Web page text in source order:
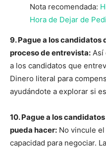
Nota recomendada:
Hora de Dejar de
9. Pague a los candidatos
proceso de entrevista: Así
a los candidatos que
Dinero literal para
ayudándote a explorar si
10. Pague a los
pueda hacer: No vincule
capacidad para negociar.